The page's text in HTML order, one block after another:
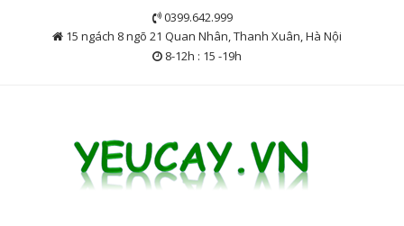
0399.642.999
15 ngách 8 ngõ 21 Quan Nhân, Thanh Xuân, Hà Nội
8-12h : 15 -19h